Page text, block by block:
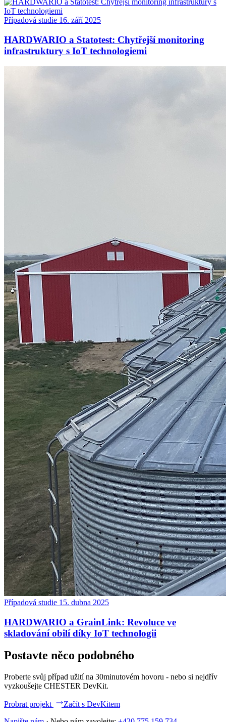
Případová studie 16. září 2025
HARDWARIO a Statotest: Chytřejší monitoring
infrastruktury s IoT technologiemi
Případová studie 15. dubna 2025
HARDWARIO a GrainLink: Revoluce ve
skladování obilí díky IoT technologii
Postavte něco podobného
Proberte svůj případ užití na 30minutovém hovoru - nebo si nejdřív
vyzkoušejte CHESTER DevKit.
Probrat projekt
Začít s DevKitem